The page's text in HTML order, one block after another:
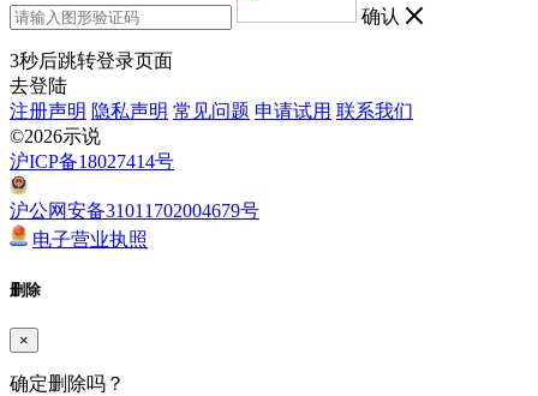
确认
3秒后跳转登录页面
去登陆
注册声明 隐私声明 常见问题 申请试用 联系我们
©2026示说
沪ICP备18027414号
沪公网安备31011702004679号
电子营业执照
删除
×
确定删除吗？